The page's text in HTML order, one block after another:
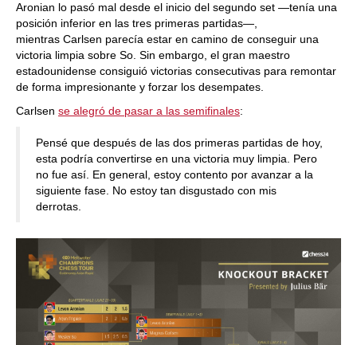
Aronian lo pasó mal desde el inicio del segundo set —tenía una
posición inferior en las tres primeras partidas—,
mientras Carlsen parecía estar en camino de conseguir una
victoria limpia sobre So. Sin embargo, el gran maestro
estadounidense consiguió victorias consecutivas para remontar
de forma impresionante y forzar los desempates.
Carlsen se alegró de pasar a las semifinales:
Pensé que después de las dos primeras partidas de hoy,
esta podría convertirse en una victoria muy limpia. Pero
no fue así. En general, estoy contento por avanzar a la
siguiente fase. No estoy tan disgustado con mis
derrotas.